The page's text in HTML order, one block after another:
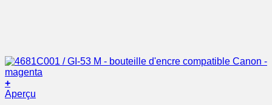
+
Aperçu